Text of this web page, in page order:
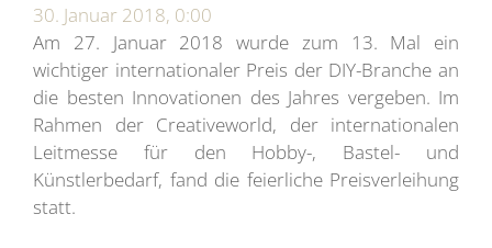
30. Januar 2018, 0:00
Am 27. Januar 2018 wurde zum 13. Mal ein
wichtiger internationaler Preis der DIY-Branche an
die besten Innovationen des Jahres vergeben. Im
Rahmen der Creativeworld, der internationalen
Leitmesse für den Hobby-, Bastel- und
Künstlerbedarf, fand die feierliche Preisverleihung
statt.